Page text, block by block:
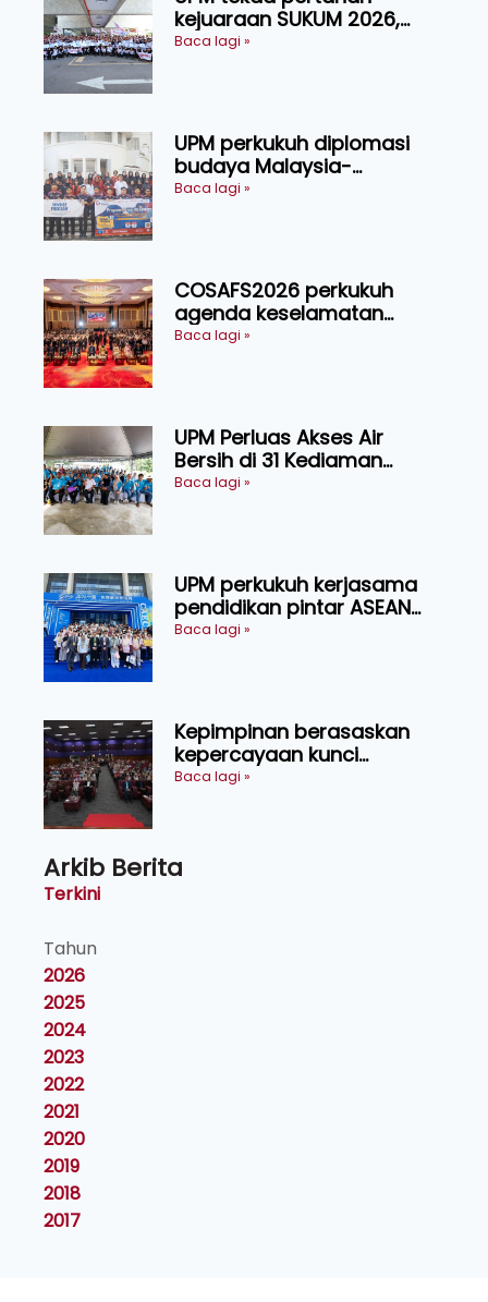
kejuaraan SUKUM 2026,
sasar 16 pingat emas
Baca lagi »
UPM perkukuh diplomasi
budaya Malaysia-
Indonesia melalui Narasi
Baca lagi »
COSAFS2026 perkukuh
agenda keselamatan
makanan, AgriHub pacu
Baca lagi »
UPM Perluas Akses Air
Bersih di 31 Kediaman
Orang Asli Tasik Chini
Baca lagi »
UPM perkukuh kerjasama
pendidikan pintar ASEAN
menerusi lawatan rasmi ke
Baca lagi »
Kepimpinan berasaskan
kepercayaan kunci
kecemerlangan institusi -
Baca lagi »
Arkib Berita
Terkini
Tahun
2026
2025
2024
2023
2022
2021
2020
2019
2018
2017